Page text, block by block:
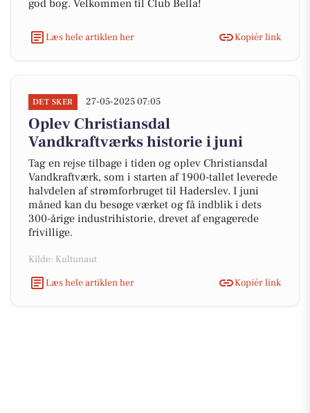
god bog. Velkommen til Club Bella!
Læs hele artiklen her Kopiér link
DET SKER 27-05-2025 07:05
Oplev Christiansdal
Vandkraftværks historie i juni
Tag en rejse tilbage i tiden og oplev Christiansdal
Vandkraftværk, som i starten af 1900-tallet leverede
halvdelen af strømforbruget til Haderslev. I juni
måned kan du besøge værket og få indblik i dets
300-årige industrihistorie, drevet af engagerede
frivillige.
Kilde: Kultunaut
Læs hele artiklen her
Kopiér link